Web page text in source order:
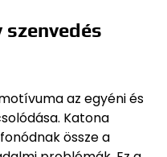
az egyéni és
Katona
össze a